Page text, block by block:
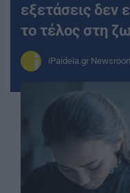
εξετάσεις δεν
το τέλος στη
iPaideia.gr